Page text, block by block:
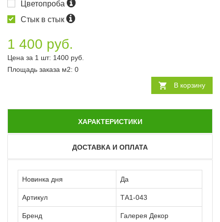
Цветопроба
Стык в стык
1 400 руб.
Цена за 1 шт: 1400 руб.
Площадь заказа м2: 0
В корзину
ХАРАКТЕРИСТИКИ
ДОСТАВКА И ОПЛАТА
Новинка дня Да
Артикул ТА1-043
Бренд Галерея Декор